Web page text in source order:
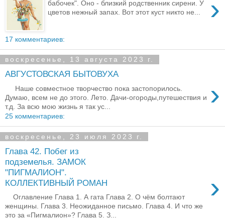
›
бабочек". Оно - близкий родственник сирени. У
цветов нежный запах. Вот этот куст никто не...
17 комментариев:
воскресенье, 13 августа 2023 г.
АВГУСТОВСКАЯ БЫТОВУХА
›
Наше совместное творчество пока застопорилось.
Думаю, всем не до этого. Лето. Дачи-огороды,путешествия и
т.д. За всю мою жизнь я так ус...
25 комментариев:
воскресенье, 23 июля 2023 г.
Глава 42. Побег из
подземелья. ЗАМОК
"ПИГМАЛИОН".
КОЛЛЕКТИВНЫЙ РОМАН
›
Оглавление Глава 1. А гата Глава 2. О чём болтают
женщины. Глава 3. Неожиданное письмо. Глава 4. И что же
это за «Пигмалион»? Глава 5. З...